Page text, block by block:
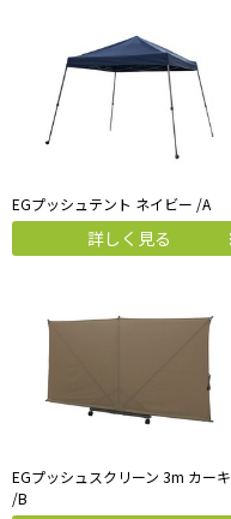
EGプッシュテント ネイビー /A
詳しく見る
EGプッシュスクリーン 3m カーキ
/B